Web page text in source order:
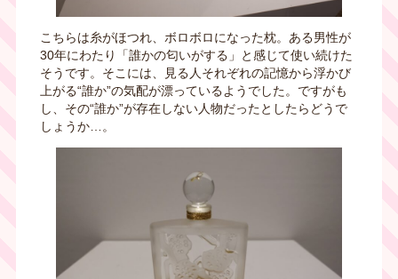
こちらは糸がほつれ、ボロボロになった枕。ある男性が
30年にわたり「誰かの匂いがする」と感じて使い続けた
そうです。そこには、見る人それぞれの記憶から浮かび
上がる“誰か”の気配が漂っているようでした。ですがも
し、その“誰か”が存在しない人物だったとしたらどうで
しょうか… 。